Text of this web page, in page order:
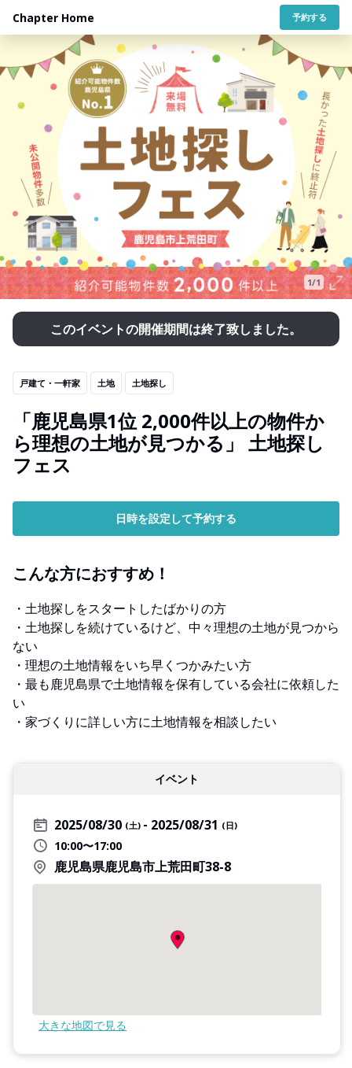
Chapter Home 予約する
1/1
このイベントの開催期間は終了致しました。
戸建て・一軒家 土地 土地探し
「鹿児島県1位 2,000件以上の物件か
ら理想の土地が見つかる」 土地探し
フェス
日時を設定して予約する
こんな方におすすめ！
・土地探しをスタートしたばかりの方
・土地探しを続けているけど、中々理想の土地が見つから
ない
・理想の土地情報をいち早くつかみたい方
・最も鹿児島県で土地情報を保有している会社に依頼した
い
・家づくりに詳しい方に土地情報を相談したい
イベント
2025/08/30 (土) 2025/08/31 (日)
10:00〜17:00
鹿児島県鹿児島市上荒田町38-8
大きな地図で見る